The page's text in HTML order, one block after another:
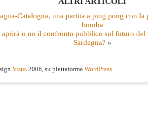
Catalogna, una partita a ping pong con la
bomba
aprirà o no il confronto pubblico sul futuro del
Sardegna? »
Visus 2006, su piattaforma WordPress